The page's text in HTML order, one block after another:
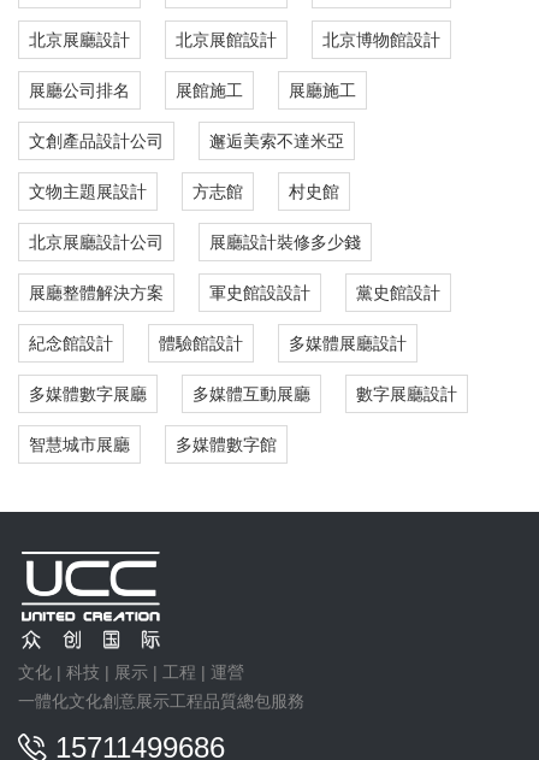
北京展廳設計 北京展館設計 北京博物館設計
展廳公司排名 展館施工 展廳施工
文創產品設計公司 邂逅美索不達米亞
文物主題展設計 方志館 村史館
北京展廳設計公司 展廳設計裝修多少錢
展廳整體解決方案 軍史館設設計 黨史館設計
紀念館設計 體驗館設計 多媒體展廳設計
多媒體數字展廳 多媒體互動展廳 數字展廳設計
智慧城市展廳 多媒體數字館
文化 | 科技 | 展示 | 工程 | 運營
一體化文化創意展示工程品質總包服務
15711499686